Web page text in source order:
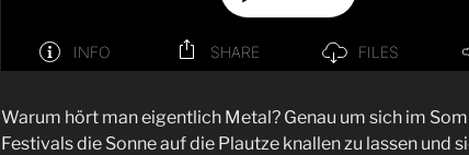
Warum hört man eigentlich Metal? Genau um sich im
Festivals die Sonne auf die Plautze knallen zu lassen und